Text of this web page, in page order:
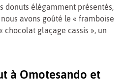
donuts élégamment présentés,
avons goûté le « framboise
glaçage cassis », un
à Omotesando et